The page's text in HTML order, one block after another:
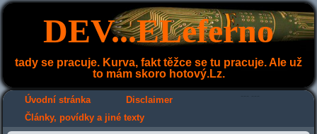
DEV...ELeferno
tady se pracuje. Kurva, fakt těžce se tu pracuje. Ale už
to mám skoro hotový.Lz.
Úvodní stránka Disclaimer
Články, povídky a jiné texty